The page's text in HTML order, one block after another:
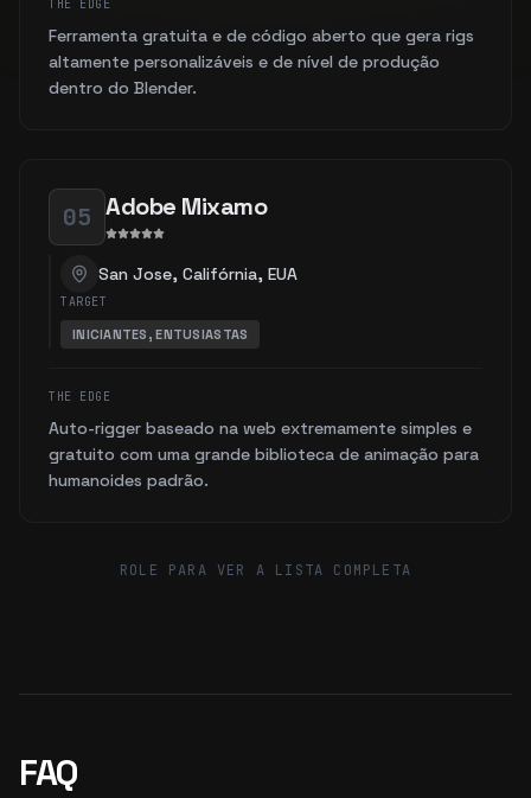
THE EDGE
Ferramenta gratuita e de código aberto que gera rigs
altamente personalizáveis e de nível de produção
dentro do Blender.
05 Adobe Mixamo
San Jose, Califórnia, EUA
TARGET
INICIANTES, ENTUSIASTAS
THE EDGE
Auto-rigger baseado na web extremamente simples e
gratuito com uma grande biblioteca de animação para
humanoides padrão.
ROLE PARA VER A LISTA COMPLETA
FAQ